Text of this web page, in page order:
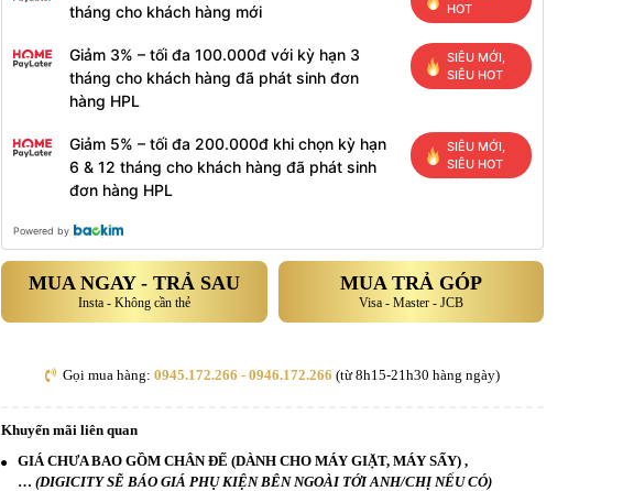
tháng cho khách hàng mới
HOT
Giảm 3% – tối đa 100.000đ với kỳ hạn 3
tháng cho khách hàng đã phát sinh đơn
hàng HPL
SIÊU MỚI,
SIÊU HOT
Giảm 5% – tối đa 200.000đ khi chọn kỳ hạn
6 & 12 tháng cho khách hàng đã phát sinh
đơn hàng HPL
SIÊU MỚI,
SIÊU HOT
Powered by
MUA NGAY - TRẢ SAU
Insta - Không cần thẻ
MUA TRẢ GÓP
Visa - Master - JCB
Gọi mua hàng: 0945.172.266 - 0946.172.266 (từ 8h15-21h30 hàng ngày)
Khuyến mãi liên quan
GIÁ CHƯA BAO GỒM CHÂN ĐẾ (DÀNH CHO MÁY GIẶT, MÁY SẤY) ,
… (DIGICITY SẼ BÁO GIÁ PHỤ KIỆN BÊN NGOÀI TỚI ANH/CHỊ NẾU CÓ)